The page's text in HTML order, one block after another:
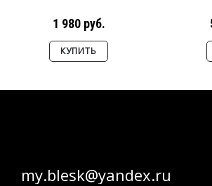
1 980 руб.
КУПИТЬ
my.blesk@yandex.ru